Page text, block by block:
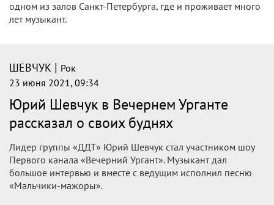
одном из залов Санкт-Петербурга, где и проживает много
лет музыкант.
ШЕВЧУК | Рок
23 июня 2021, 09:34
Юрий Шевчук в Вечернем Урганте
рассказал о своих буднях
Лидер группы «ДДТ» Юрий Шевчук стал участником шоу
Первого канала «Вечерний Ургант». Музыкант дал
большое интервью и вместе с ведущим исполнил песню
«Мальчики-мажоры».